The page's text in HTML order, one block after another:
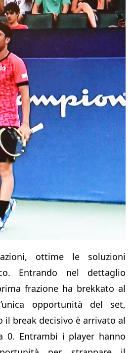
ottime le soluzioni
Entrando nel dettaglio
frazione ha brekkato al
opportunità del set,
il break decisivo è arrivato al
0. Entrambi i player hanno